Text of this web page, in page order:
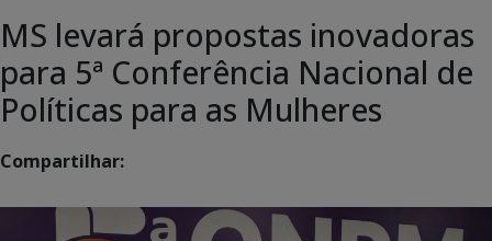
MS levará propostas inovadoras
para 5ª Conferência Nacional de
Políticas para as Mulheres
Compartilhar: